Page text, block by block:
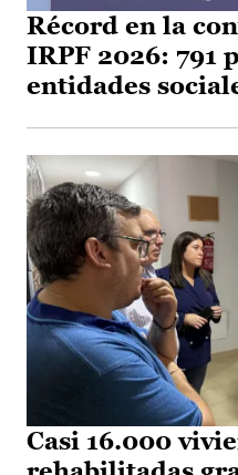
Récord en la
IRPF 2026: 791
entidades
Casi 16.000